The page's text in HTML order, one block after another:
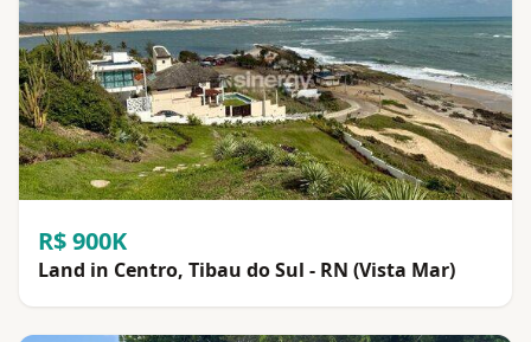
R$ 900K
Land in Centro, Tibau do Sul - RN (Vista Mar)